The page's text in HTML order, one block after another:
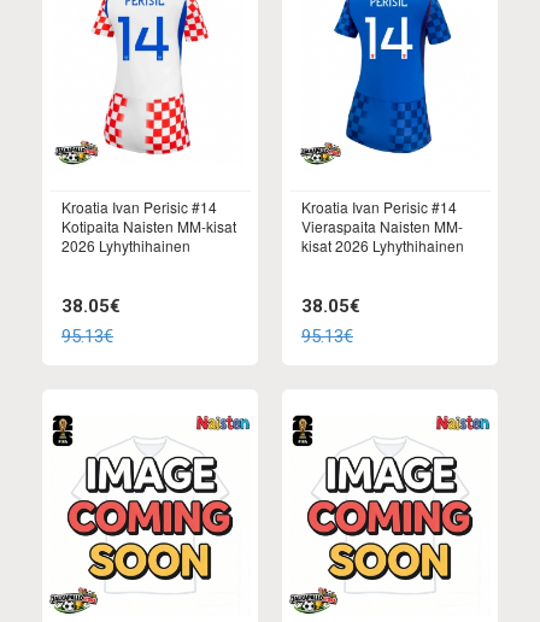
Kroatia Ivan Perisic #14
Kotipaita Naisten MM-kisat
2026 Lyhythihainen
38.05€
95.13€
Kroatia Ivan Perisic #14
Vieraspaita Naisten MM-
kisat 2026 Lyhythihainen
38.05€
95.13€